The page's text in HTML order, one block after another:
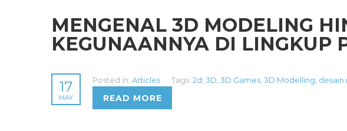
MENGENAL 3D MODELING
KEGUNAANNYA DI LINGKUP
17
MAY
Posted in: Articles Tags: 2d,3D,3D Games,3D Modelling, desain
READ MORE